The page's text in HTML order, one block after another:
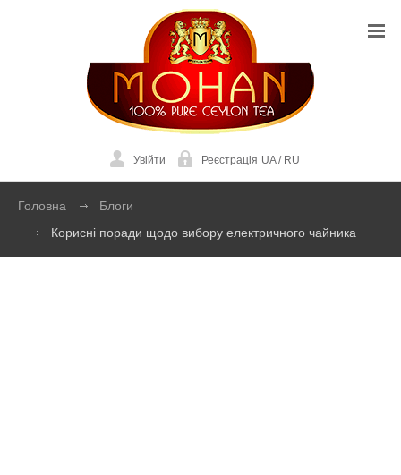
Увійти Реєстрація UA/RU
Головна
Блоги
Корисні поради щодо вибору електричного чайника